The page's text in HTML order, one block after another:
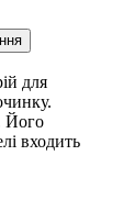
для
Його
входить